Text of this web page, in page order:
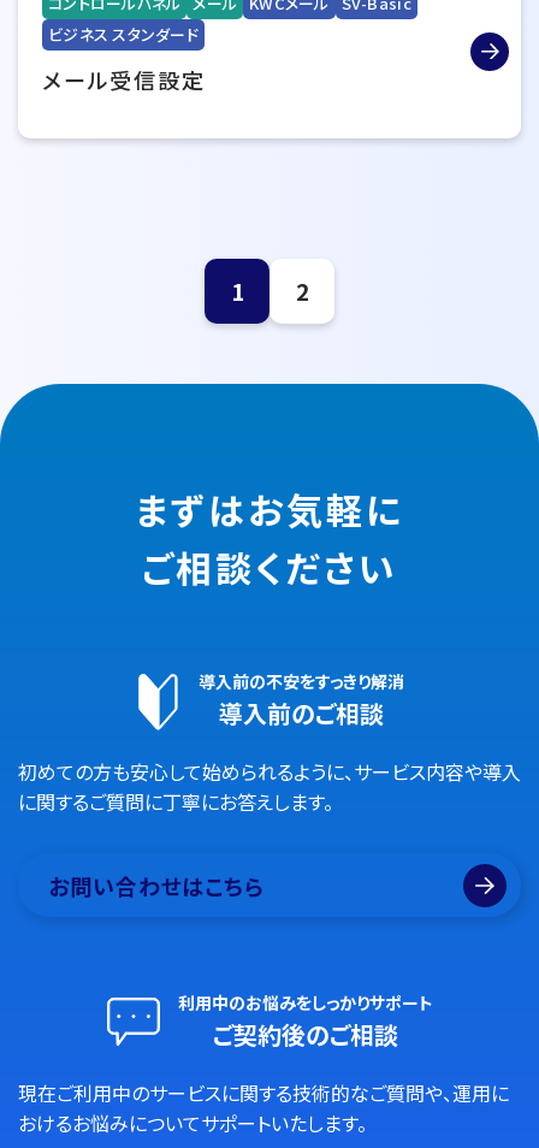
ビジネス スタンダード
メール受信設定
1 2
まずはお気軽に
ご相談ください
導入前の不安をすっきり解消
導入前のご相談
初めての方も安心して始められるように、サービス内容や導入
に関するご質問に丁寧にお答えします。
お問い合わせはこちら
利用中のお悩みをしっかりサポート
ご契約後のご相談
現在ご利用中のサービスに関する技術的なご質問や、運用に
おけるお悩みについてサポートいたします。